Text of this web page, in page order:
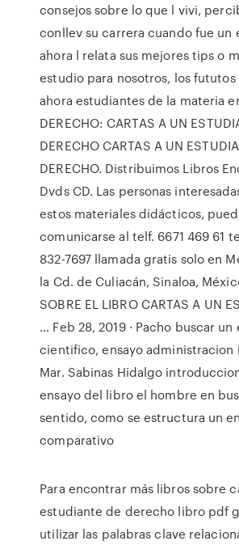
consejos sobre lo que l vivi,
conllev su carrera cuando fue un
ahora l relata sus mejores tips o
estudio para nosotros, los fututos
ahora estudiantes de la materia
DERECHO: CARTAS A UN
DERECHO CARTAS A UN
DERECHO. Distribuimos Libros
Dvds CD. Las personas
estos materiales didácticos,
comunicarse al telf. 6671 469 61
832-7697 llamada gratis solo en
la Cd. de Culiacán, Sinaloa,
SOBRE EL LIBRO CARTAS A UN
… Feb 28, 2019 · Pacho buscar un
cientifico, ensayo administracion
Mar. Sabinas Hidalgo
ensayo del libro el hombre en
sentido, como se estructura un
comparativo
Para encontrar más libros sobre
estudiante de derecho libro pdf
utilizar las palabras clave